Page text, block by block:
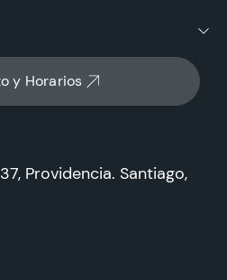
y Horarios
Providencia. Santiago,